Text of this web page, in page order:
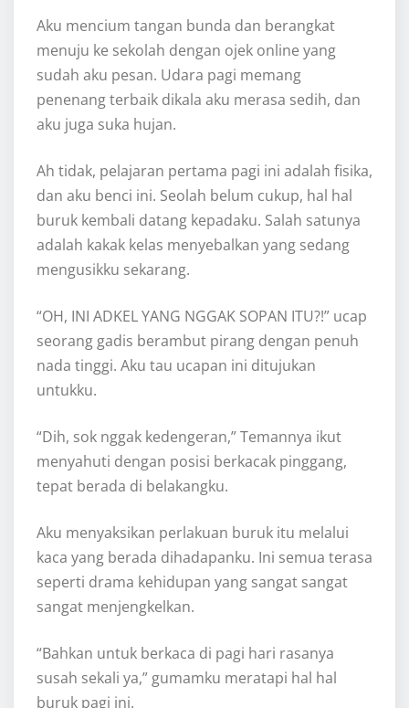
Aku mencium tangan bunda dan berangkat
menuju ke sekolah dengan ojek online yang
sudah aku pesan. Udara pagi memang
penenang terbaik dikala aku merasa sedih, dan
aku juga suka hujan.
Ah tidak, pelajaran pertama pagi ini adalah fisika,
dan aku benci ini. Seolah belum cukup, hal hal
buruk kembali datang kepadaku. Salah satunya
adalah kakak kelas menyebalkan yang sedang
mengusikku sekarang.
“OH, INI ADKEL YANG NGGAK SOPAN ITU?!” ucap
seorang gadis berambut pirang dengan penuh
nada tinggi. Aku tau ucapan ini ditujukan
untukku.
“Dih, sok nggak kedengeran,” Temannya ikut
menyahuti dengan posisi berkacak pinggang,
tepat berada di belakangku.
Aku menyaksikan perlakuan buruk itu melalui
kaca yang berada dihadapanku. Ini semua terasa
seperti drama kehidupan yang sangat sangat
sangat menjengkelkan.
“Bahkan untuk berkaca di pagi hari rasanya
susah sekali ya,” gumamku meratapi hal hal
buruk pagi ini.